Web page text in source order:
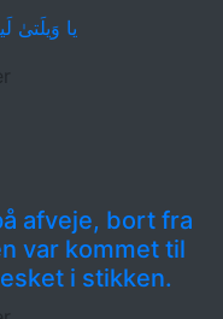
يا وَيلَتىٰ
afveje, bort fra
var kommet til
i stikken.